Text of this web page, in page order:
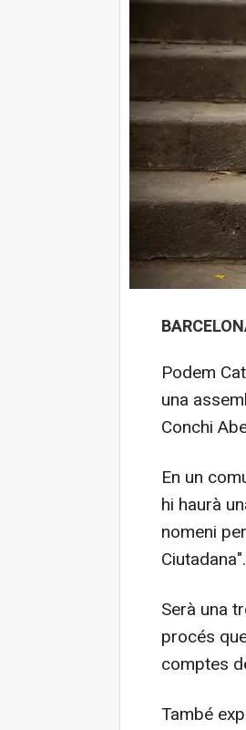
Podem
una
Conchi
En un
hi haurà
nomeni
Ciutadana".
Serà una
procés
comptes
També